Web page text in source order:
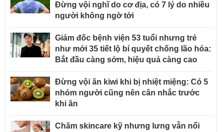
Đừng vội nghĩ do cơ địa, có 7 lý do nhiều
người không ngờ tới
Giám đốc bệnh viện 53 tuổi nhưng trẻ
như mới 35 tiết lộ bí quyết chống lão hóa:
Bắt đầu càng sớm, hiệu quả càng cao
Đừng vội ăn kiwi khi bị nhiệt miệng: Có 5
nhóm người cũng nên cân nhắc trước
khi ăn
Chăm skincare kỹ nhưng lưng vẫn nổi